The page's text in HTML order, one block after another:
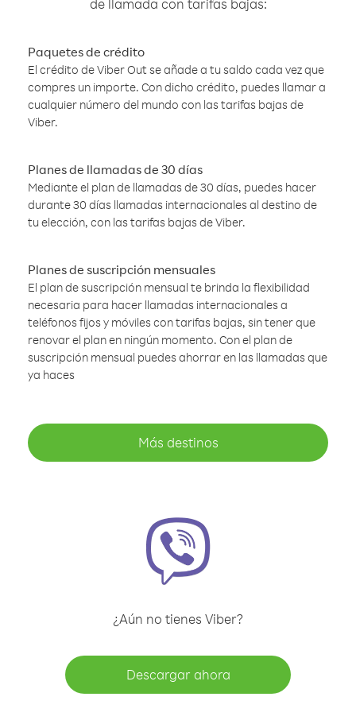
de llamada con tarifas bajas:
Paquetes de crédito
El crédito de Viber Out se añade a tu saldo cada vez que
compres un importe. Con dicho crédito, puedes llamar a
cualquier número del mundo con las tarifas bajas de
Viber.
Planes de llamadas de 30 días
Mediante el plan de llamadas de 30 días, puedes hacer
durante 30 días llamadas internacionales al destino de
tu elección, con las tarifas bajas de Viber.
Planes de suscripción mensuales
El plan de suscripción mensual te brinda la flexibilidad
necesaria para hacer llamadas internacionales a
teléfonos fijos y móviles con tarifas bajas, sin tener que
renovar el plan en ningún momento. Con el plan de
suscripción mensual puedes ahorrar en las llamadas que
ya haces
Más destinos
¿Aún no tienes Viber?
Descargar ahora